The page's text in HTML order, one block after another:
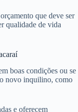
que deve ser
qualidade de vida
boas condições ou se
novo inquilino, como
e oferecem